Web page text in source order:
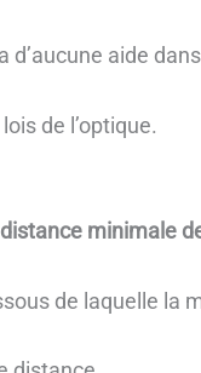
aide
de l’optique.
minimale
de laquelle la